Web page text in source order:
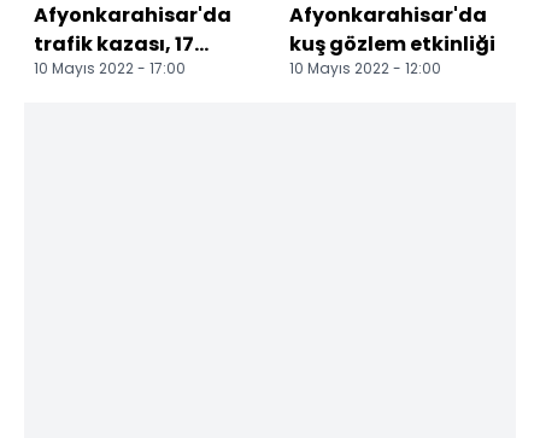
Afyonkarahisar'da
trafik kazası, 17
yaralı
10 Mayıs 2022 - 17:00
Afyonkarahisar'da
kuş gözlem etkinliği
10 Mayıs 2022 - 12:00